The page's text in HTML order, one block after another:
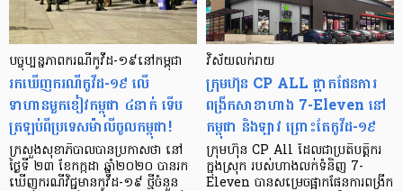
បច្ចុប្បន្នភាព​ករណីកូវីដ-១៩នៅកម្ពុជា
រកឃើញករណីកូវីដ-១៩ លើ
ទាហានមួកខៀវកម្ពុជា ៤នាក់ ទើប
ត្រឡប់ពីប្រទេសម៉ាលីចូលកម្ពុជា!
ក្រសួងសុខាភិបាលបានប្រកាសថា នៅ
ថ្ងៃទី ២៣ ខែកក្កដា ឆ្នាំ២០២០ បានរក
ឃើញករណីវិជ្ជមានកូវីដ-១៩ ថ្មីចំនួន
វិស័យលក់រាយ
ក្រុមហ៊ុន CP ALL ផ្អាកផែនការ
ពង្រីកសាខាហាង 7-Eleven នៅ
កម្ពុជា និងឡាវ ព្រោះតែកូវីដ-១៩
ក្រុមហ៊ុន CP All ដែលជាប្រតិបត្តិករ
ក្នុងស្រុក របស់ហាងលក់ទំនិញ 7-
Eleven បានសម្រេចផ្អាកផែនការពង្រីក